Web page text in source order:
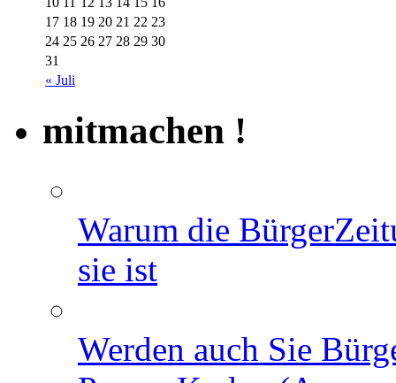
« Juli
17 18 19 20 21 22 23
24 25 26 27 28 29 30
31
mitmachen !
Warum die
sie ist
Werden auch Sie